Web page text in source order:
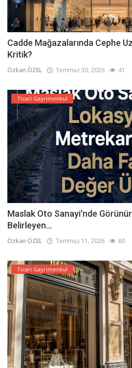
Cadde Mağazalarında Cephe
Kritik?
Özkan ÖZEL Temmuz 30, 2026 41
Ticari Gayrimenkul
Maslak Oto Sanayi'nde
Belirleyen...
Özkan ÖZEL Temmuz 11, 2026 80
Ticari Gayrimenkul